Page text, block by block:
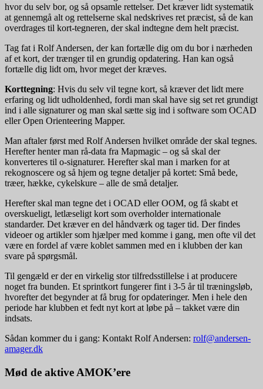
hvor du selv bor, og så opsamle rettelser. Det kræver lidt systematik
at gennemgå alt og rettelserne skal nedskrives ret præcist, så de kan
overdrages til kort-tegneren, der skal indtegne dem helt præcist.
Tag fat i Rolf Andersen, der kan fortælle dig om du bor i nærheden
af et kort, der trænger til en grundig opdatering. Han kan også
fortælle dig lidt om, hvor meget der kræves.
Korttegning: Hvis du selv vil tegne kort, så kræver det lidt mere
erfaring og lidt udholdenhed, fordi man skal have sig set ret grundigt
ind i alle signaturer og man skal sætte sig ind i software som OCAD
eller Open Orienteering Mapper.
Man aftaler først med Rolf Andersen hvilket område der skal tegnes.
Herefter henter man rå-data fra Mapmagic – og så skal der
konverteres til o-signaturer. Herefter skal man i marken for at
rekognoscere og så hjem og tegne detaljer på kortet: Små bede,
træer, hække, cykelskure – alle de små detaljer.
Herefter skal man tegne det i OCAD eller OOM, og få skabt et
overskueligt, letlæseligt kort som overholder internationale
standarder. Det kræver en del håndværk og tager tid. Der findes
videoer og artikler som hjælper med komme i gang, men ofte vil det
være en fordel af være koblet sammen med en i klubben der kan
svare på spørgsmål.
Til gengæld er der en virkelig stor tilfredsstillelse i at producere
noget fra bunden. Et sprintkort fungerer fint i 3-5 år til træningsløb,
hvorefter det begynder at få brug for opdateringer. Men i hele den
periode har klubben et fedt nyt kort at løbe på – takket være din
indsats.
Sådan kommer du i gang: Kontakt Rolf Andersen: rolf@andersen-
amager.dk
Mød de aktive AMOK’ere